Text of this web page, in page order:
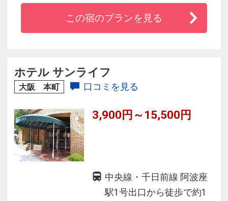
地！
全室禁煙とダブルルーム以上の客室は、ゆとり
この宿のプランを見る
ホテル サンライフ
大阪 本町 口コミを見る
3,900円～15,500円
中央線・千日前線 阿波座
駅1号出口から徒歩で約1